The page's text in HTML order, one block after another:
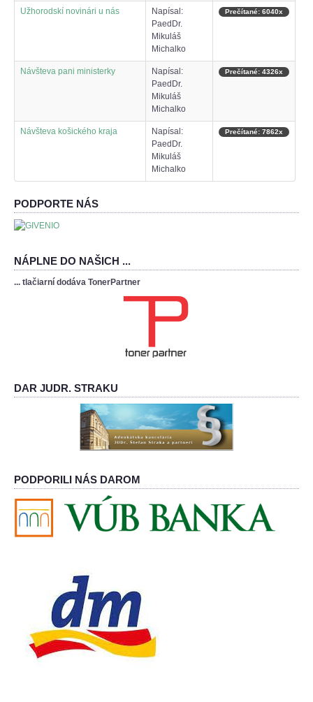
Užhorodskí novinári u nás
Napísal:
PaedDr.
Mikuláš
Michalko
Prečítané: 6040x
Návšteva pani ministerky
Napísal:
PaedDr.
Mikuláš
Michalko
Prečítané: 4326x
Návšteva košického kraja
Napísal:
PaedDr.
Mikuláš
Michalko
Prečítané: 7862x
PODPORTE NÁS
NÁPLNE DO NAŠICH ...
... tlačiarní dodáva TonerPartner
DAR JUDR. STRAKU
PODPORILI NÁS DAROM